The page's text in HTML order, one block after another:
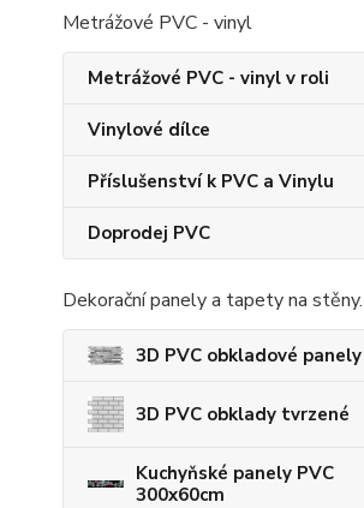
Metrážové PVC - vinyl
Metrážové PVC - vinyl v roli
Vinylové dílce
Příslušenství k PVC a Vinylu
Doprodej PVC
Dekorační panely a tapety na stěny.
3D PVC obkladové panely
3D PVC obklady tvrzené
Kuchyňské panely PVC
300x60cm